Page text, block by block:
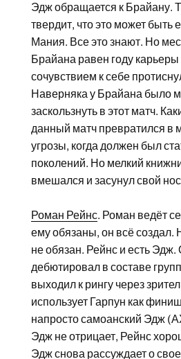
Эдж обращается к Брайану.
твердит, что это может быть
Мания. Все это знают. Но
Брайана равен году
сочувствием к себе
Наверняка у Брайана было
заскользнуть в этот матч.
данный матч превратился в
угрозы, когда должен был
поколений. Но мелкий
вмешался и засунул свой
Роман Рейнс. Роман ведёт
ему обязаны, он всё
не обязан. Рейнс и есть Эдж.
дебютировал в составе
выходил к рингу через
использует Гарпун как
напросто самоанский Эдж
Эдж не отрицает, Рейнс
Эдж снова рассуждает о